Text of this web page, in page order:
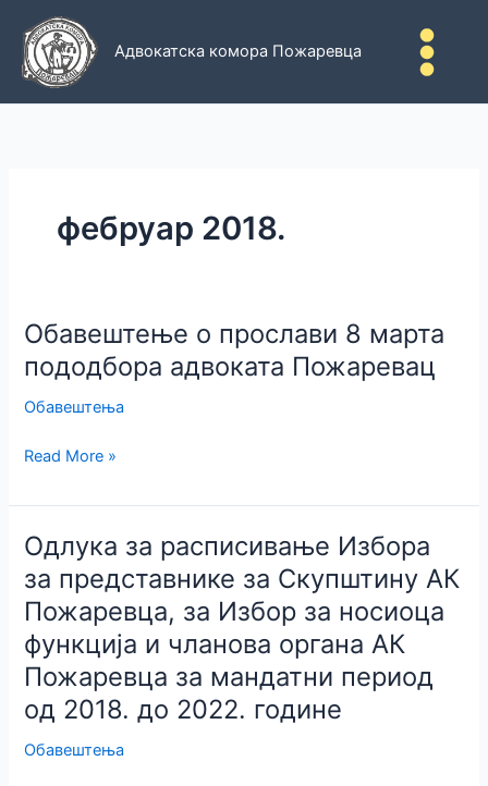
садржај
Адвокатска комора Пожаревца
фебруар 2018.
Oбавештење о прослави 8 марта
пододбора адвоката Пожаревац
Обавештења
Oбавештење
прослави
8
марта
пододбора
адвоката
Пожаревац
Read More »
Одлука за расписивање Избора
за представнике за Скупштину АК
Пожаревца, за Избор за носиоца
функција и чланова органа АК
Пожаревца за мандатни период
од 2018. до 2022. године
Обавештења